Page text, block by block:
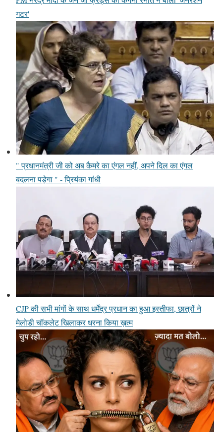
गटर'
" प्रधानमंत्री जी को अब कैमरे का एंगल नहीं, अपने दिल का एंगल
बदलना पड़ेगा " - प्रियंका गांधी
CJP की सभी मांगों के साथ धर्मेंद्र प्रधान का हुआ इस्तीफा, छात्रों ने
मेलोडी चॉकलेट खिलाकर धरना किया ख़त्म